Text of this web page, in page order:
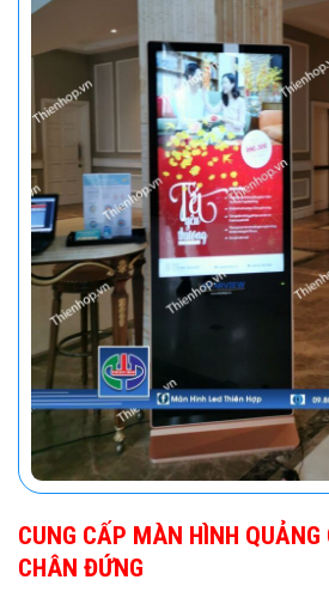
CUNG CẤP MÀN HÌNH
CHÂN ĐỨNG